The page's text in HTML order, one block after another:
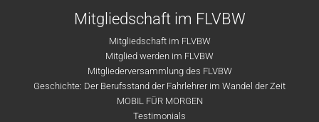
Mitgliedschaft im FLVBW
Mitgliedschaft im FLVBW
Mitglied werden im FLVBW
Mitgliederversammlung des FLVBW
Geschichte: Der Berufsstand der Fahrlehrer im Wandel der Zeit
MOBIL FÜR MORGEN
Testimonials